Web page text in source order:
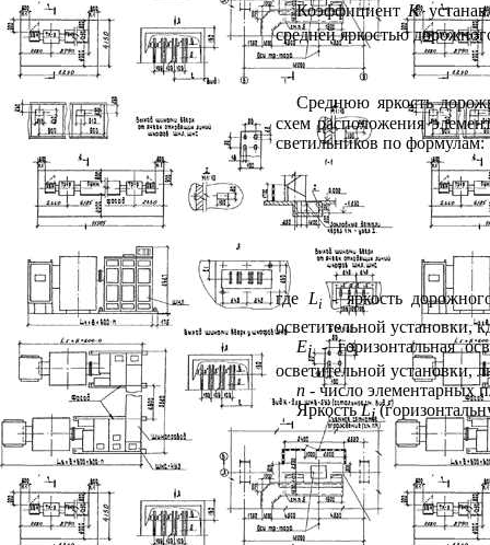
КоэффициентK
средней яркостью
Среднюю яркость
схем расположения
светильников по формулам:
где Li - яркость
осветительной установки,
Ei - горизонтальная
осветительной установки,
п- число элементарных
ЯркостьLi